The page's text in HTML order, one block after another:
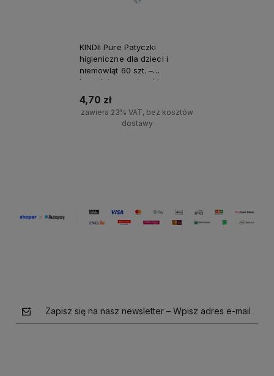
KINDII Pure Patyczki
higieniczne dla dzieci i
niemowląt 60 szt. –
bawełniane patyczki w
4,70 zł
zawiera 23% VAT, bez kosztów
dostawy
Zapisz się na nasz newsletter – Wpisz adres e-mail